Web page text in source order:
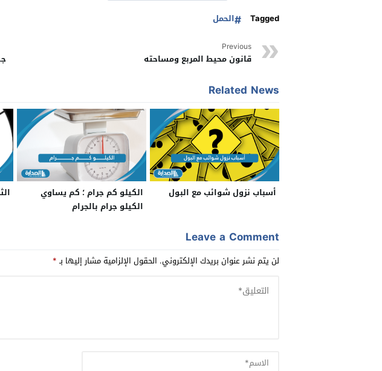
Tagged
الحمل
Previous
قانون محيط المربع ومساحته
Related News
أسباب نزول شوائب مع البول
الكيلو كم جرام ؛ كم يساوي
الكيلو جرام بالجرام
Leave a Comment
لن يتم نشر عنوان بريدك الإلكتروني. الحقول الإلزامية مشار إليها بـ*